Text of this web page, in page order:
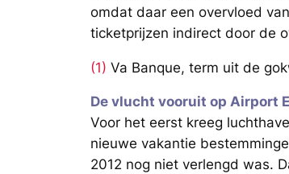
omdat daar een overvloed
ticketprijzen indirect door de
(1) Va Banque, term uit de
De vlucht vooruit op Airport
Voor het eerst kreeg
nieuwe vakantie
2012 nog niet verlengd was.